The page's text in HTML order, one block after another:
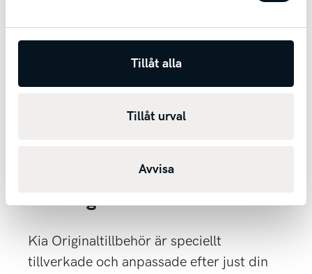
Tillåt alla
Tillåt urval
Avvisa
Kia Originaltillbehör
Kia Originaltillbehör är speciellt
tillverkade och anpassade efter just din